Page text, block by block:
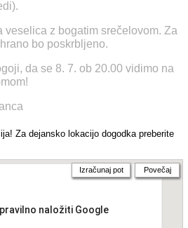
veselica z bogatim srečelovom. Za
bo poskrbljeno.
da se 8. 7. ob 20.00 vidimo na
Za dejansko lokacijo dogodka preberite
naložiti Google
Izračunaj pot Povečaj